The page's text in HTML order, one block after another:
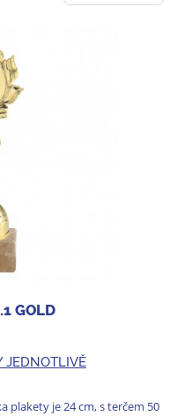
GOLD
JEDNOTLIVĚ
plakety je 24 cm, s terčem 50